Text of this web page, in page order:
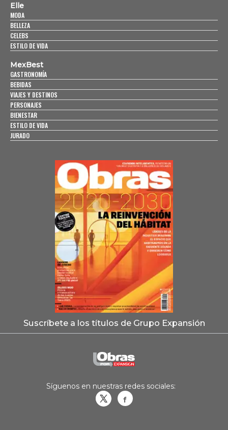
Elle
MODA
BELLEZA
CELEBS
ESTILO DE VIDA
MexBest
GASTRONOMÍA
BEBIDAS
VIAJES Y DESTINOS
PERSONAJES
BIENESTAR
ESTILO DE VIDA
JURADO
Suscríbete a los títulos de Grupo Expansión
Síguenos en nuestras redes sociales: